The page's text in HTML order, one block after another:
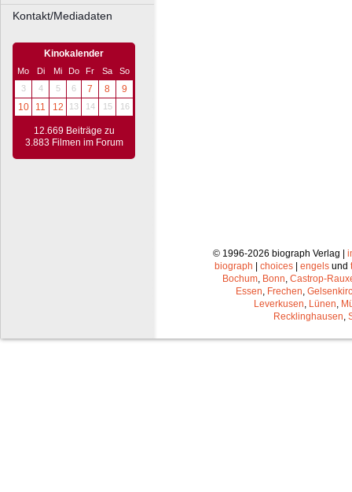
Kontakt/Mediadaten
Kinokalender
Mo Di Mi Do Fr Sa
So
3
4 5 6 7 8
9
10
11 12 13 14 15 16
12.669 Beiträge zu
3.883 Filmen im Forum
© 1996-2026 biograph Verlag |
biograph
choices engels und
Bochum, Bonn, Castrop-
Essen, Frechen,
Leverkusen, Lünen,
Recklinghausen,